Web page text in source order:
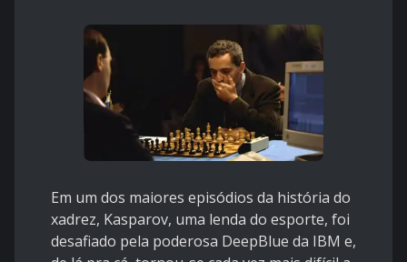
Em um dos maiores episódios da história do
xadrez, Kasparov, uma lenda do esporte, foi
desafiado pela poderosa DeepBlue da IBM e,